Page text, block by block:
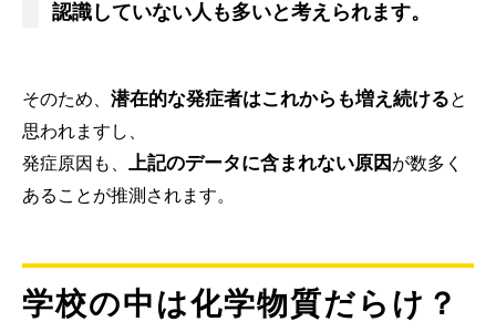
認識していない人も多いと考えられます。
そのため、 潜在的な発症者はこれからも増え続けると
思われますし、
発症原因も、
上記のデータに含まれない原因が数多く
あることが推測されます。
学校の中は化学物質だらけ？